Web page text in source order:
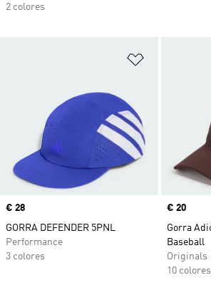
2 colores
Precio
€ 28
GORRA DEFENDER 5PNL
Performance
3 colores
Precio
€ 20
Gorra
Baseball
Originals
10 colores